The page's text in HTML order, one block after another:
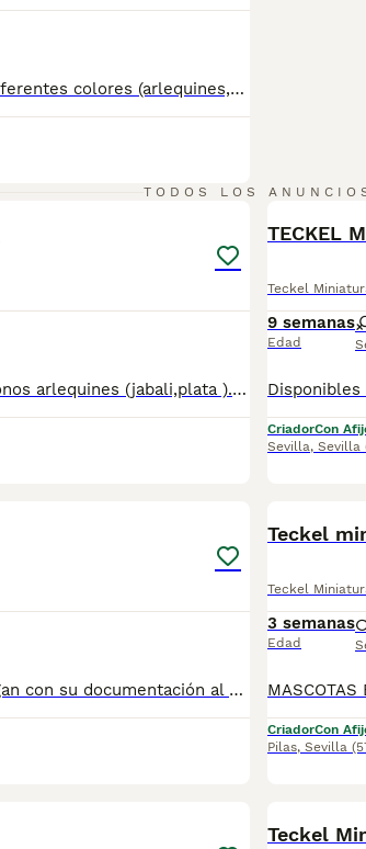
Disponibles hembras y machos en diferentes colores (arlequines,negro fuego,jabali,chocolate...) . Se entregan con su documentación al día , posibilidad de envio a la peninsula . Más información llamadas o whatsapp 673 011 600 Los precios van desde los 600€ a 1.200€ según cachorro.
TODOS LOS
Disponibles hembras y machos en tonos arlequines (jabali,plata ). Se entregan con su documentación al día . Posibilidad de envio a la peninsula .Más información llamadas o whatsapp al 673 011 600 Pvp desde 790
TECKEL
Teckel
9 semanas
Edad
CriadorCon
Sevilla, Sevilla
Disponibles SOLO macho . Se entregan con su documentación al día . Posibilidad de envio a la peninsula .Más información llamadas o whatsapp al 673 011 600 Pvp 550
Teckel
Teckel
3 semanas
Edad
CriadorCon
Pilas, Sevilla
Teckel